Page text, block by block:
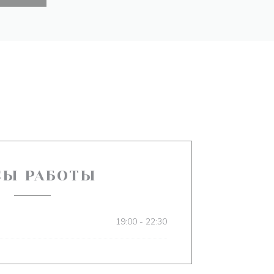
РАБОТЫ
19:00 - 22:30